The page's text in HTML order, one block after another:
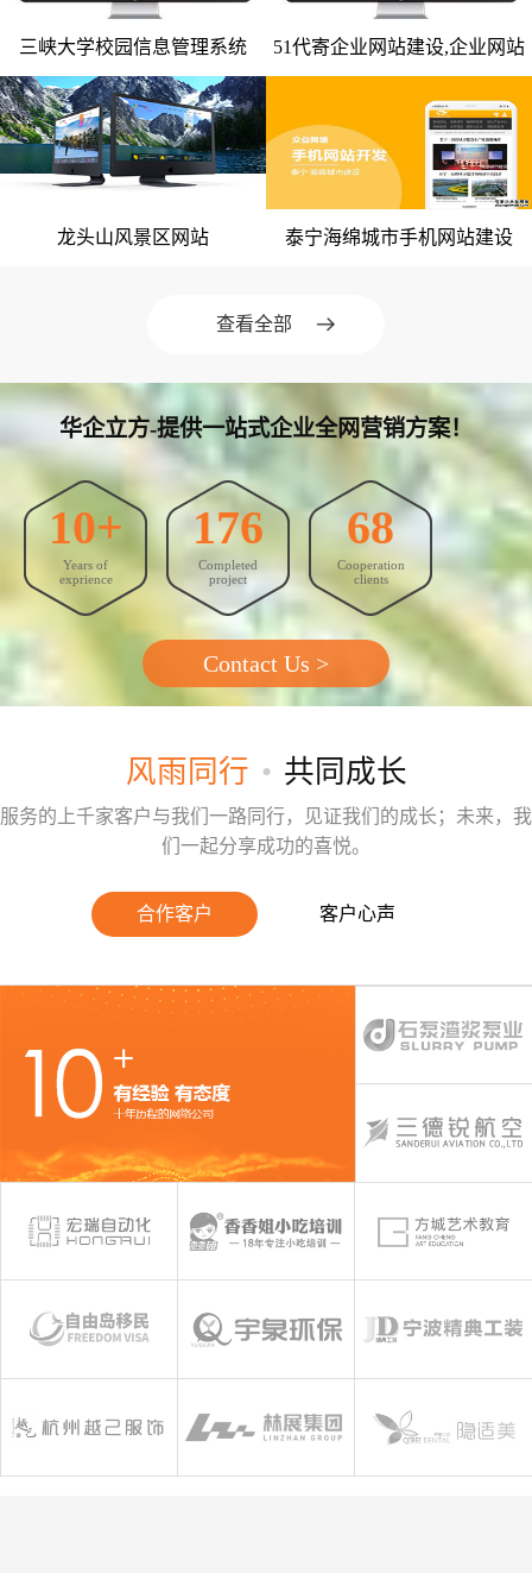
微信小程序案例
竞价托管案例
网站优化案例
全网营销案例
全网营销
竞价托管
GEO优化
抖音代运营
外贸建站营销
三峡大学校园信息管理系统
51代寄企业网站建设,企业网站
整站开发
龙头山风景区网站
泰宁海绵城市手机网站建设
查看全部
华企立方-提供一站式企业全网营销方案！
10+
Years of
exprience
176
Completed
project
68
Cooperation
clients
Contact Us >
风雨同行 • 共同成长
服务的上千家客户与我们一路同行，见证我们的成长；未来，我
们一起分享成功的喜悦。
合作客户 客户心声